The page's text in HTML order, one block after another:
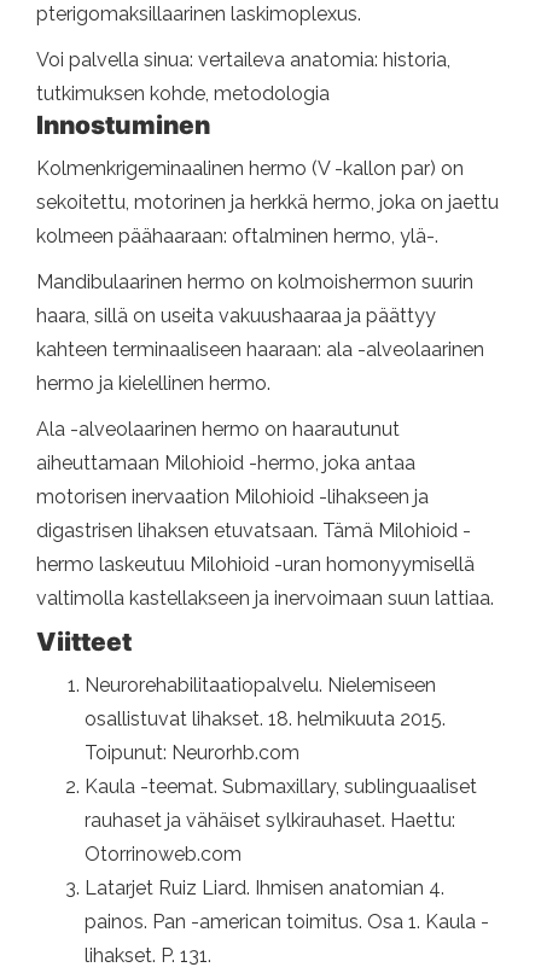
pterigomaksillaarinen laskimoplexus.
Voi palvella sinua: vertaileva anatomia: historia,
tutkimuksen kohde, metodologia
Innostuminen
Kolmenkrigeminaalinen hermo (V -kallon par) on
sekoitettu, motorinen ja herkkä hermo, joka on jaettu
kolmeen päähaaraan: oftalminen hermo, ylä-.
Mandibulaarinen hermo on kolmoishermon suurin
haara, sillä on useita vakuushaaraa ja päättyy
kahteen terminaaliseen haaraan: ala -alveolaarinen
hermo ja kielellinen hermo.
Ala -alveolaarinen hermo on haarautunut
aiheuttamaan Milohioid -hermo, joka antaa
motorisen inervaation Milohioid -lihakseen ja
digastrisen lihaksen etuvatsaan. Tämä Milohioid -
hermo laskeutuu Milohioid -uran homonyymisellä
valtimolla kastellakseen ja inervoimaan suun lattiaa.
Viitteet
Neurorehabilitaatiopalvelu. Nielemiseen
osallistuvat lihakset. 18. helmikuuta 2015.
Toipunut: Neurorhb.com
Kaula -teemat. Submaxillary, sublinguaaliset
rauhaset ja vähäiset sylkirauhaset. Haettu:
Otorrinoweb.com
Latarjet Ruiz Liard. Ihmisen anatomian 4.
painos. Pan -american toimitus. Osa 1. Kaula -
lihakset. P. 131.